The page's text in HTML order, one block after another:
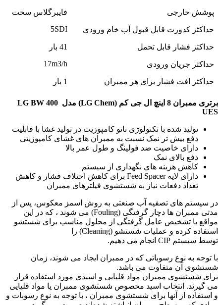
پوشش خارجی فایبرگلاس سخت
حداکثر کدورت قابل قبول آب خام ورودی 5SDI
حداکثر فشار قابل تحمل 41 بار
حداکثر جریان ورودی 17m3/h
حداکثر افت فشار برای هر ممبران 1 بار
برتری ممبران 8 اینچ ال جی کم (
LG Chem
) مدل LG BW 400
UES
تولید شده با تکنولوژی نانو کامپوزیت در تولید غشا با قابلیت
دفع بیش تر نمک نسبت به ممبران های غشای کامپوزیتی
دارای خاصیت ضد فولینگ و طول عمر بالا
دفع بالای نمک
کاهش هزینه های نگهداری از سیستم
دارای لایه Feed Spacer برای کاهش اختلاف فشار و کاهش
تعداد دفعات نیاز به شستشوی فیلترهای ممبران
در سیستم های تصفیه آب صنعتی به روش اسمز معکوس، پس از
مدتی ممبران ها دچار گرفتگی (Fouling) می شوند ، که در این
مواقع با تشخیص عامل گرفتگی از محلول مناسب برای شستشو
استفاده کرده و عملیات شستشو (Cleaning) را
توسط سیستم CIP انجام می دهیم.
با توجه به نوع رسوباتی که در ممبران ایجاد می شوند، زمان
شستشوی آن متفاوت می باشد.
برای شستشوی ممبران مواد قلیایی و اسیدی مورد استفاده قرار
می گیرند. انتخاب اسید مخصوص شستشوی ممبران یا مواد قلیایی
و استفاده از آنها برای شستشوی ممبران ، با توجه به نوع رسوبات و